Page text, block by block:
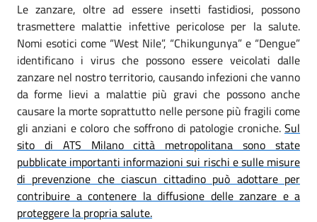
Le zanzare, oltre ad essere insetti fastidiosi, possono
trasmettere malattie infettive pericolose per la salute.
Nomi esotici come “West Nile”, “Chikungunya” e “Dengue”
identificano i virus che possono essere veicolati dalle
zanzare nel nostro territorio, causando infezioni che vanno
da forme lievi a malattie più gravi che possono anche
causare la morte soprattutto nelle persone più fragili come
gli anziani e coloro che soffrono di patologie croniche. Sul
sito di ATS Milano città metropolitana sono state
pubblicate importanti informazioni sui rischi e sulle misure
di prevenzione che ciascun cittadino può adottare per
contribuire a contenere la diffusione delle zanzare e a
proteggere la propria salute.